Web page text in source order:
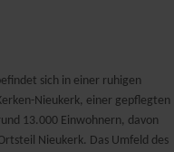
sich in einer ruhigen
Nieukerk, einer gepflegten
13.000 Einwohnern, davon
Nieukerk. Das Umfeld des